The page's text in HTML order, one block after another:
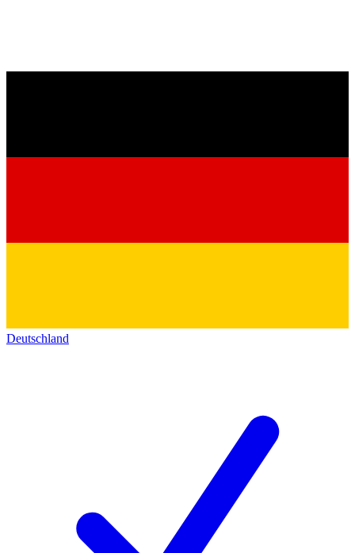
Deutschland